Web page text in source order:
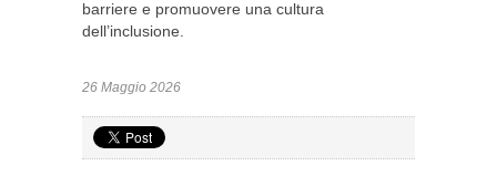
barriere e promuovere una cultura
dell’inclusione.
26 Maggio 2026